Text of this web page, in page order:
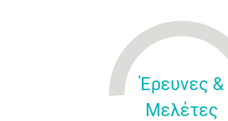
Έρευνες &
Μελέτες